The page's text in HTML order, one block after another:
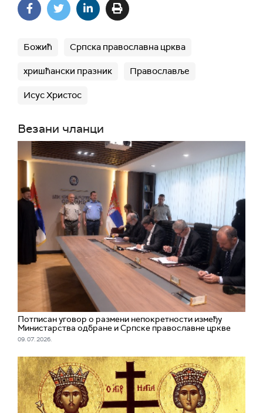
Божић Српска православна црква
хришћански празник Православље
Исус Христос
Везани чланци
Потписан уговор о размени непокретности између
Министарства одбране и Српске православне цркве
09. 07. 2026.